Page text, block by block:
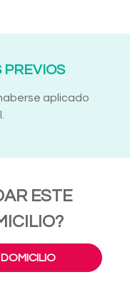
PREVIOS
aplicado
ESTE